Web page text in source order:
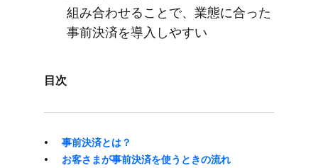
組み合わせる​ことで、​業態に​合った​
事前決済を​導入しやすい
目次
事前決済とは？
お客さまが​事前決済を​使う​ときの​流れ